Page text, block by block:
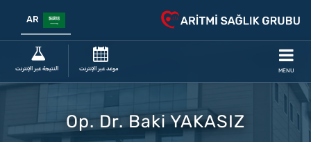
MENU موعد عبر الإنترنت النتيجة عبر الإنترنت
Op. Dr. Baki YAKASIZ